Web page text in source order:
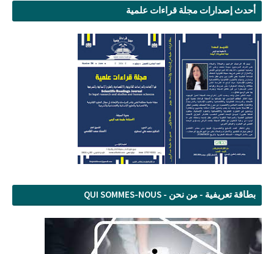
أحدث إصدارات مجلة قراءات علمية
بطاقة تعريفية - من نحن - QUI SOMMES-NOUS